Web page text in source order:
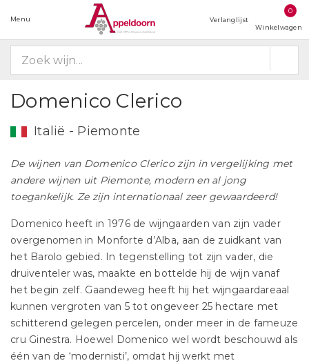
Menu Verlanglijst
0
Winkelwagen
Domenico Clerico
Italië - Piemonte
De wijnen van Domenico Clerico zijn in vergelijking met
andere wijnen uit Piemonte, modern en al jong
toegankelijk. Ze zijn internationaal zeer gewaardeerd!
Domenico heeft in 1976 de wijngaarden van zijn vader
overgenomen in Monforte d’Alba, aan de zuidkant van
het Barolo gebied. In tegenstelling tot zijn vader, die
druiventeler was, maakte en bottelde hij de wijn vanaf
het begin zelf. Gaandeweg heeft hij het wijngaardareaal
kunnen vergroten van 5 tot ongeveer 25 hectare met
schitterend gelegen percelen, onder meer in de fameuze
cru Ginestra. Hoewel Domenico wel wordt beschouwd als
één van de ‘modernisti’, omdat hij werkt met